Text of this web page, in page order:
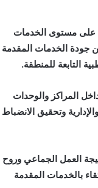
على مستوى الخدمات
جودة الخدمات المقدمة
التابعة للمنطقة.
المراكز والوحدات
وتحقيق الانضباط
العمل الجماعي وروح
بالخدمات المقدمة